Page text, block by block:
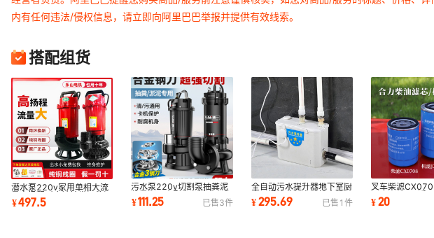
内有任何违法/侵权信息，请立即向阿里巴巴举报并提供有效线索。
搭配组货
潜水泵220v家用单相大流
量高扬程耐腐蚀抽粪泥浆污
水泵乐山人民
¥497.5
污水泵220v切割泵抽粪泥
浆排污泵小型家用潜水泵化
粪池抽水泵380V
¥111.25 已售3件
全自动污水提升器地下室厨
房马桶粉碎机电动抽水排污
泵智能上排
¥295.69 已售 1 件
叉车柴滤
JX0810D1 适用
490滤清器合力
¥20